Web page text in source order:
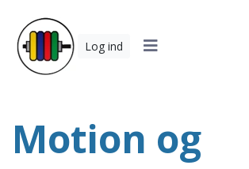
Log ind
Motion og